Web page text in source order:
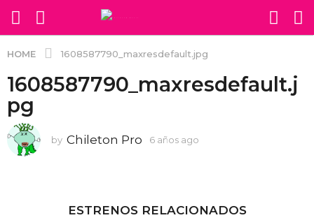
HOME 1608587790_maxresdefault.jpg
1608587790_maxresdefault.j
pg
by Chileton Pro 6 años ago
a
ESTRENOS RELACIONADOS